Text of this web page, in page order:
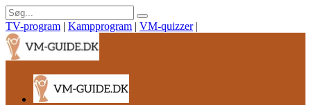
TV-program | Kampprogram | VM-quizzer |